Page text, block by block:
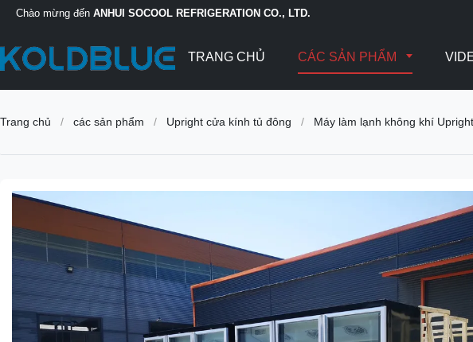
Chào mừng đến ANHUI SOCOOL REFRIGERATION CO., LTD.
TRANG CHỦ CÁC SẢN PHẨM
Trang chủ / các sản phẩm / Upright cửa kính tủ đông / Máy làm lạnh không khí